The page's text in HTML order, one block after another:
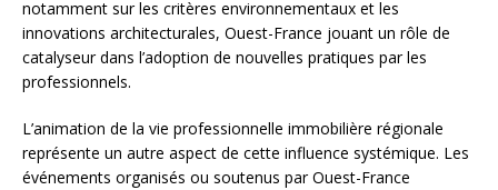
notamment sur les critères environnementaux et les
innovations architecturales, Ouest-France jouant un rôle de
catalyseur dans l’adoption de nouvelles pratiques par les
professionnels.
L’animation de la vie professionnelle immobilière régionale
représente un autre aspect de cette influence systémique. Les
événements organisés ou soutenus par Ouest-France